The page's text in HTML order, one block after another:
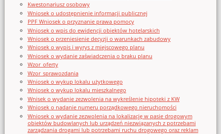
Kwestonariusz osobowy
Wniosek o udostępnienie informacji publicznej
PPF Wniosek o przyznanie prawa pomocy
Wniosek o wpis do ewidencji obiektów hotelarskich
Wniosek o przeniesienie decyzji o warunkach zabudowy
Wniosek o wypis i wyrys z miejscowego planu
Wniosek o wydanie zaświadczenia o braku planu
Wzor_oferty
Wzor_sprawozdania
Wniosek o wykup lokalu użytkowego
Wniosek o wykup lokalu mieszkalnego
Wnisek o wydanie zezwolenia na wykreślenie hipoteki z KW
Wniosek o nadanie numeru porządkowego nieruchomości
Wniosek o wydanie zezwolenia na lokalizację w pasie drogowym
obiektów budowlanych lub urządzeń niezwiązanych z potrzebami
zarządzania drogami lub potrzebami ruchu drogowego oraz reklam